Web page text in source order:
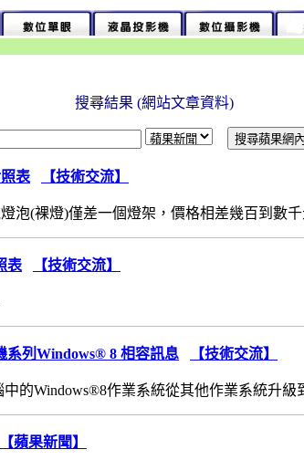
搜尋結果 (網站文章資料)
表 【技術交流】
泡(裸燈)僅差一個燈架，價格相差幾百到數
表 【技術交流】
系列Windows® 8 相容訊息 【技術交流】
的Windows®8作業系統從其他作業系統升級
【蘋果新聞】